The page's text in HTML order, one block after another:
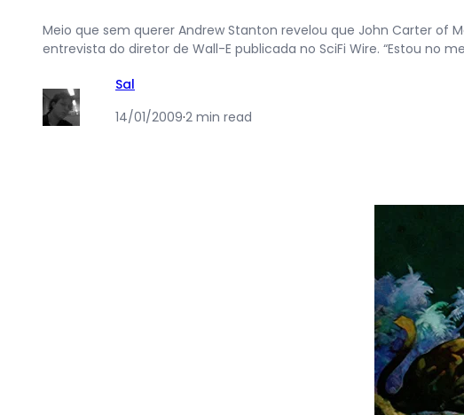
Meio que sem querer Andrew Stanton revelou que John Carter of
entrevista do diretor de Wall-E publicada no SciFi Wire. “Estou
Sal
14/01/2009·2 min read